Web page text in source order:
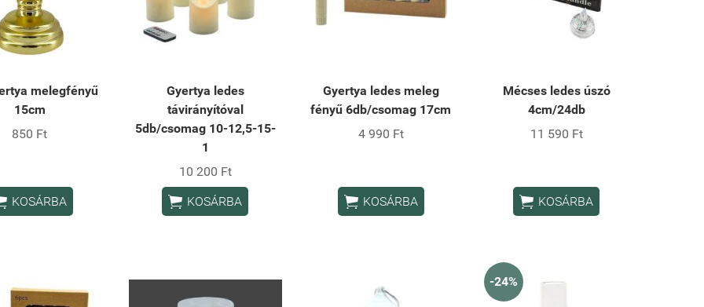
melegfényű
15cm
850 Ft
KOSÁRBA
Gyertya ledes
távirányítóval
5db/csomag 10-12,5-15-
1
10 200 Ft
 KOSÁRBA
Gyertya ledes meleg
fényű 6db/csomag 17cm
4 990 Ft
 KOSÁRBA
Mécses ledes úszó
4cm/24db
11 590 Ft
 KOSÁRBA
-24%